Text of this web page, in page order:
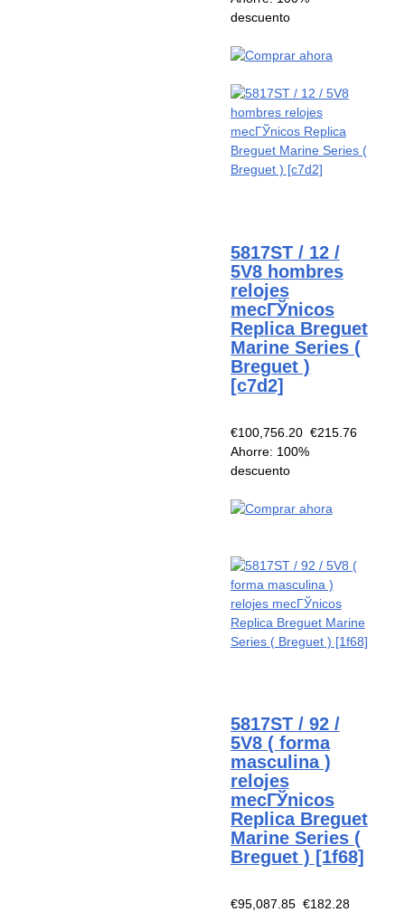
descuento
5817ST / 12 /
5V8 hombres
relojes
mecГЎnicos
Replica Breguet
Marine Series (
Breguet )
[c7d2]
€100,756.20 €215.76
Ahorre: 100%
descuento
5817ST / 92 /
5V8 ( forma
masculina )
relojes
mecГЎnicos
Replica Breguet
Marine Series (
Breguet ) [1f68]
€95,087.85 €182.28